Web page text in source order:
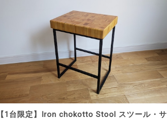
【1台限定】Iron chokotto Stool スツール・サ